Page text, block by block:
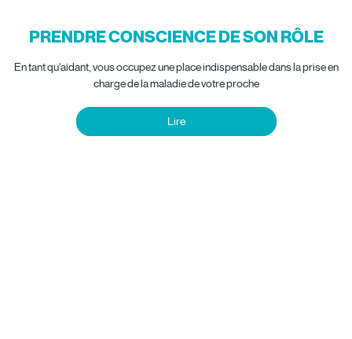
PRENDRE CONSCIENCE DE SON RÔLE
En tant qu'aidant, vous occupez une place indispensable dans la prise en
charge de la maladie de votre proche
Lire